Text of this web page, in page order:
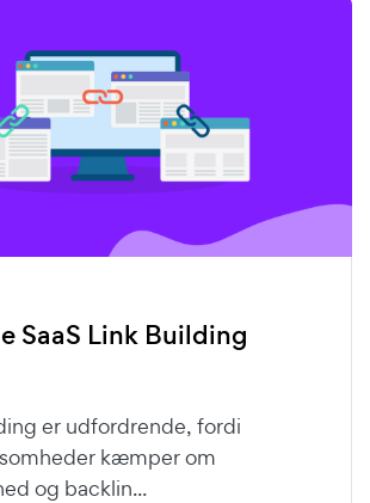
SaaS Link Building
er udfordrende, fordi
kæmper om
og backlin...